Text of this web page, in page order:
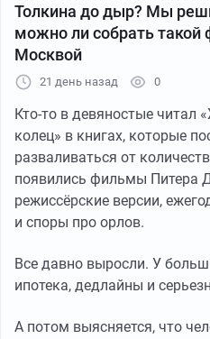
Толкина до дыр? Мы
можно ли собрать такой
Москвой
21 день назад 0
Кто-то в девяностые читал
колец» в книгах, которые
разваливаться от
появились фильмы Питера
режиссёрские версии,
и споры про орлов.
Все давно выросли. У
ипотека, дедлайны и
А потом выясняется, что